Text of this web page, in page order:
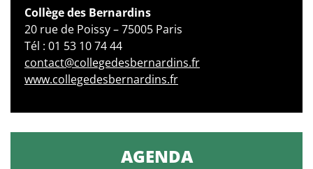
Collège des Bernardins
20 rue de Poissy – 75005 Paris
Tél : 01 53 10 74 44
contact@collegedesbernardins.fr
www.collegedesbernardins.fr
AGENDA